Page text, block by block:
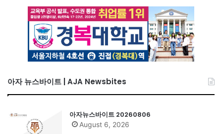
아자 뉴스바이트 | AJA Newsbites
아자뉴스바이트 20260806
August 6, 2026